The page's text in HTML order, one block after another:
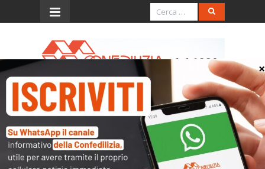
Menu
Confedilizia incontra i
candidati – Salvatore De
Meo (Forza Italia)